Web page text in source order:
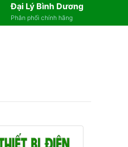
Đại Lý Bình Dương
Phân phối chính hãng